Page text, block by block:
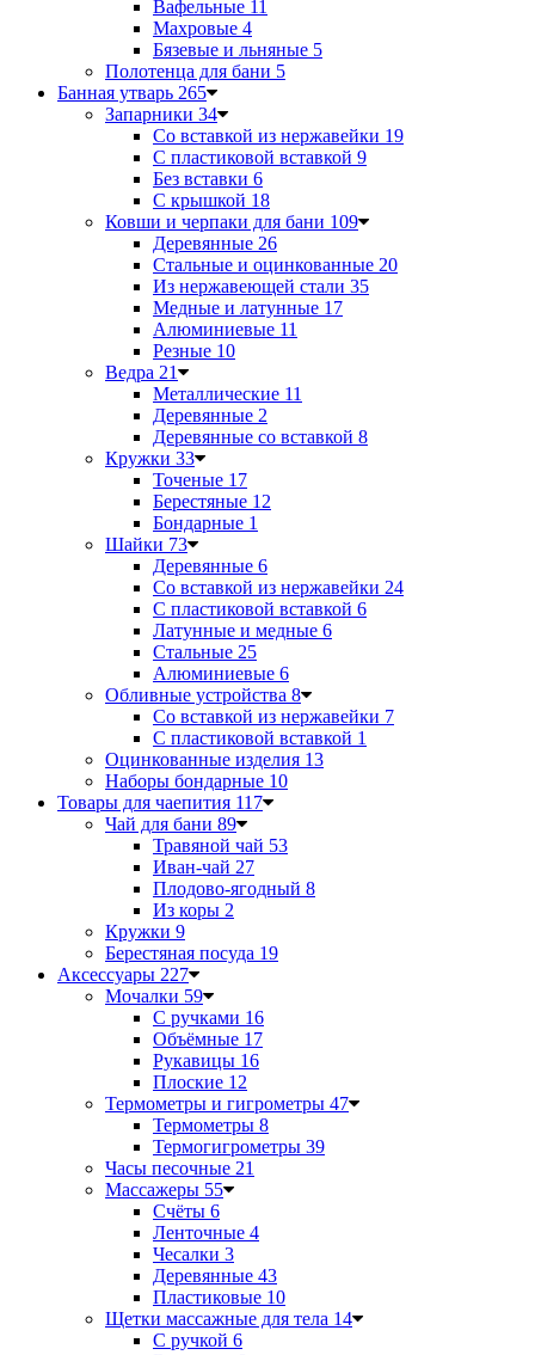
Вафельные 11
Махровые 4
Бязевые и льняные 5
Полотенца для бани 5
Банная утварь 265
Запарники 34
Со вставкой из нержавейки 19
С пластиковой вставкой 9
Без вставки 6
С крышкой 18
Ковши и черпаки для бани 109
Деревянные 26
Стальные и оцинкованные 20
Из нержавеющей стали 35
Медные и латунные 17
Алюминиевые 11
Резные 10
Ведра 21
Металлические 11
Деревянные 2
Деревянные со вставкой 8
Кружки 33
Точеные 17
Берестяные 12
Бондарные 1
Шайки 73
Деревянные 6
Со вставкой из нержавейки 24
С пластиковой вставкой 6
Латунные и медные 6
Стальные 25
Алюминиевые 6
Обливные устройства 8
Со вставкой из нержавейки 7
С пластиковой вставкой 1
Оцинкованные изделия 13
Наборы бондарные 10
Товары для чаепития 117
Чай для бани 89
Травяной чай 53
Иван-чай 27
Плодово-ягодный 8
Из коры 2
Кружки 9
Берестяная посуда 19
Аксессуары 227
Мочалки 59
С ручками 16
Объёмные 17
Рукавицы 16
Плоские 12
Термометры и гигрометры 47
Термометры 8
Термогигрометры 39
Часы песочные 21
Массажеры 55
Счёты 6
Ленточные 4
Чесалки 3
Деревянные 43
Пластиковые 10
Щетки массажные для тела 14
С ручкой 6